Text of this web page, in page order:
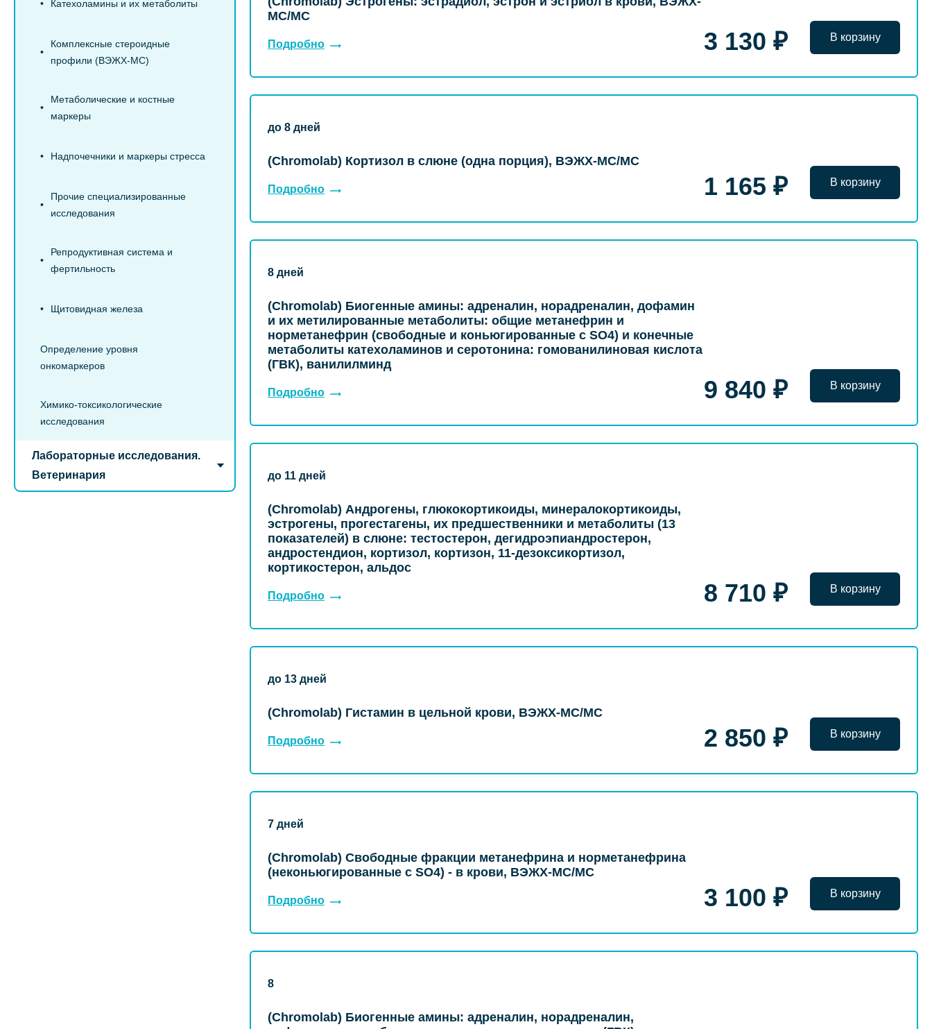
Катехоламины и их метаболиты
Комплексные стероидные
профили (ВЭЖХ-МС)
Метаболические и костные
маркеры
Надпочечники и маркеры стресса
Прочие специализированные
исследования
Репродуктивная система и
фертильность
Щитовидная железа
Определение уровня
онкомаркеров
Химико-токсикологические
исследования
Лабораторные исследования.
Ветеринария
МС/МС
Подробно 3 130 ₽ В корзину
до 8 дней
(Chromolab) Кортизол в слюне (одна порция), ВЭЖХ-МС/МС
Подробно 1 165 ₽ В корзину
8 дней
(Chromolab) Биогенные амины: адреналин, норадреналин, дофамин
и их метилированные метаболиты: общие метанефрин и
норметанефрин (свободные и коньюгированные с SO4) и конечные
метаболиты катехоламинов и серотонина: гомованилиновая кислота
(ГВК), ванилилминд
Подробно 9 840 ₽ В корзину
до 11 дней
(Chromolab) Андрогены, глюкокортикоиды, минералокортикоиды,
эстрогены, прогестагены, их предшественники и метаболиты (13
показателей) в слюне: тестостерон, дегидроэпиандростерон,
андростендион, кортизол, кортизон, 11-дезоксикортизол,
кортикостерон, альдос
Подробно 8 710 ₽ В корзину
до 13 дней
(Chromolab) Гистамин в цельной крови, ВЭЖХ-МС/МС
Подробно 2 850 ₽ В корзину
7 дней
(Chromolab) Свободные фракции метанефрина и норметанефрина
(неконьюгированные с SO4) - в крови, ВЭЖХ-МС/МС
Подробно 3 100 ₽ В корзину
8
(Chromolab) Биогенные амины: адреналин, норадреналин,